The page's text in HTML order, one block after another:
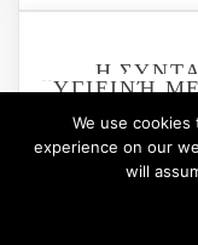
Η
ΥΓΙΕΙΝΉ
We use
experience on our
will